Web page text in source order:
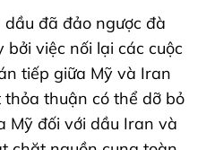
dầu đã đảo ngược đà
việc nối lại các cuộc
tiếp giữa Mỹ và Iran
thuận có thể dỡ bỏ
Mỹ đối với dầu Iran và